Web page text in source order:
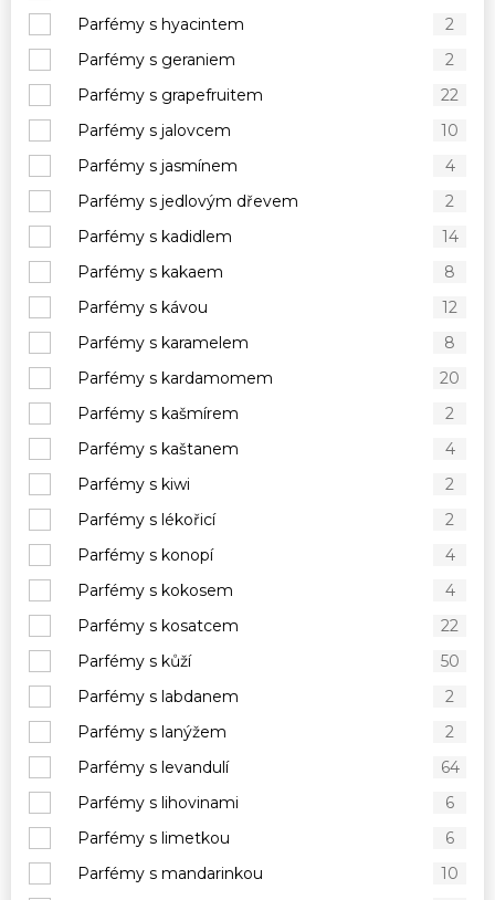
Parfémy s hyacintem
2
Parfémy s geraniem
2
Parfémy s grapefruitem
22
Parfémy s jalovcem
10
Parfémy s jasmínem
4
Parfémy s jedlovým dřevem
2
Parfémy s kadidlem
14
Parfémy s kakaem
8
Parfémy s kávou
12
Parfémy s karamelem
8
Parfémy s kardamomem
20
Parfémy s kašmírem
2
Parfémy s kaštanem
4
Parfémy s kiwi
2
Parfémy s lékořicí
2
Parfémy s konopí
4
Parfémy s kokosem
4
Parfémy s kosatcem
22
Parfémy s kůží
50
Parfémy s labdanem
2
Parfémy s lanýžem
2
Parfémy s levandulí
64
Parfémy s lihovinami
6
Parfémy s limetkou
6
Parfémy s mandarinkou
10